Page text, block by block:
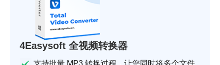
4Easysoft 全视频转换器